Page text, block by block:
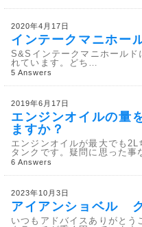
2020年4月17日
インテークマニホー
S&Sインテークマニホール
れています。どち…
5 Answers
2019年6月17日
エンジンオイルの量
ますか？
エンジンオイルが最大でも
タンクです。疑問に思った事
6 Answers
2023年10月3日
アイアンショベル
いつもアドバイスありがと